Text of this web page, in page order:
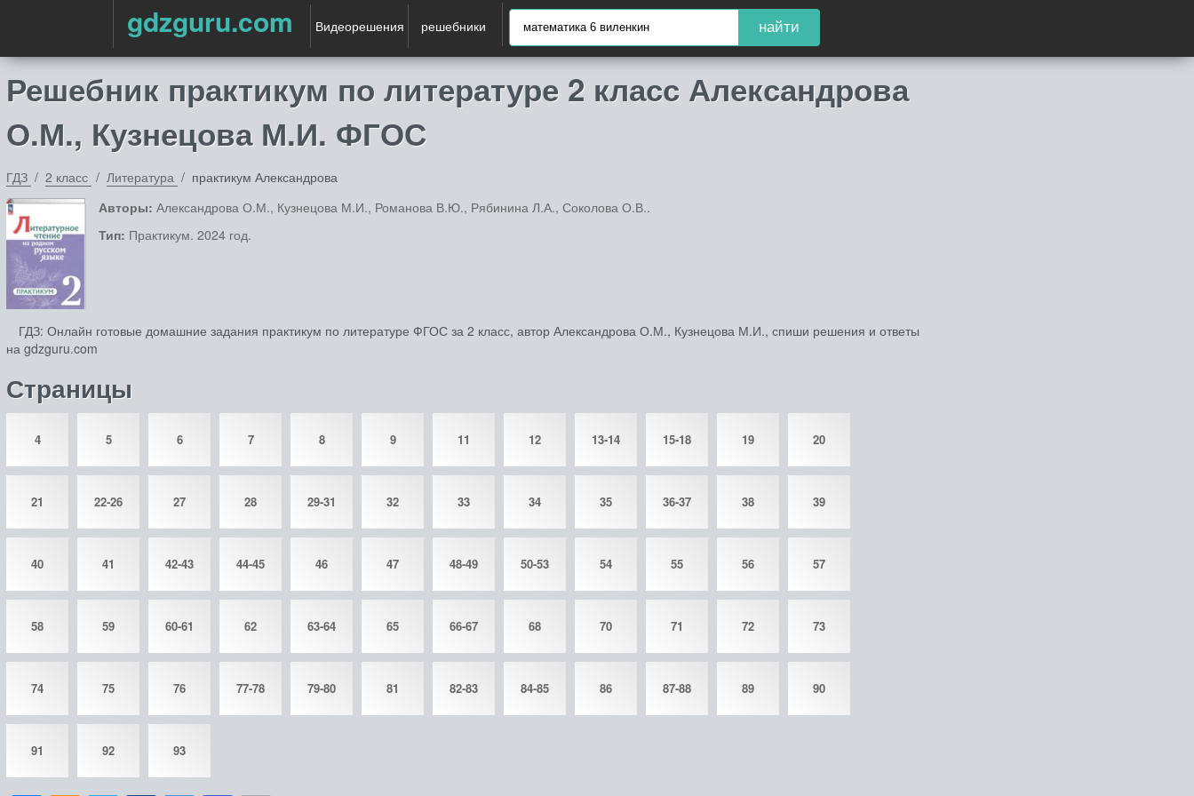
gdzguru.com Видеорешения решебники найти
Решебник практикум по литературе 2 класс Александрова
О.М., Кузнецова М.И. ФГОС
ГДЗ 2 класс Литература
практикум Александрова
Авторы: Александрова О.М., Кузнецова М.И., Романова В.Ю., Рябинина Л.А., Соколова О.В..
Тип: Практикум. 2024 год.
ГДЗ: Онлайн готовые домашние задания практикум по литературе ФГОС за 2 класс, автор Александрова О.М., Кузнецова М.И., спиши решения и ответы
на gdzguru.com
Страницы
4 5 6 7 8 9 11 12 13-14 15-18 19 20
21 22-26 27 28 29-31 32 33 34 35 36-37 38 39
40 41 42-43 44-45 46 47 48-49 50-53 54 55 56 57
58 59 60-61 62 63-64 65 66-67 68 70 71 72 73
74 75 76 77-78 79-80 81 82-83 84-85 86 87-88 89 90
91 92 93